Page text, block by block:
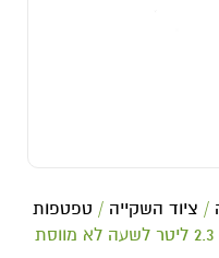
/ ציוד השקייה / טפטפות